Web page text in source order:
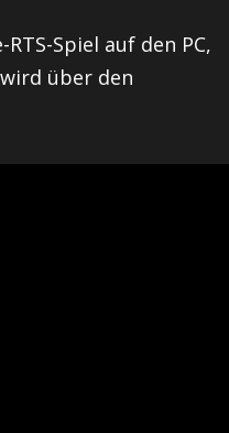
Spiel auf den PC,
über den